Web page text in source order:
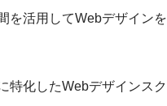
を活用してWebデザイン
特化したWebデザインス